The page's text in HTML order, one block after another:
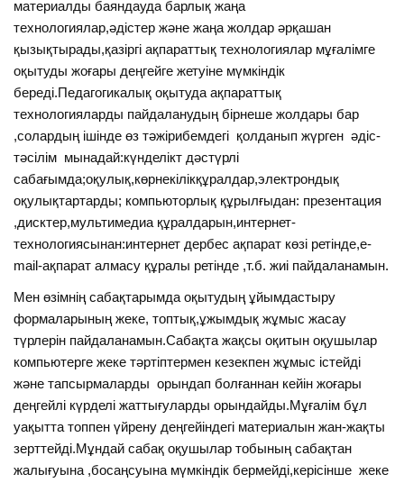
материалды баяндауда барлық жаңа
технологиялар,әдістер және жаңа жолдар әрқашан
қызықтырады,қазіргі ақпараттық технологиялар мұғалімге
оқытуды жоғары деңгейге жетуіне мүмкіндік
береді.Педагогикалық оқытуда ақпараттық
технологияларды пайдаланудың бірнеше жолдары бар
,солардың ішінде өз тәжірибемдегі қолданып жүрген әдіс-
тәсілім мынадай:күнделікт дәстүрлі
сабағымда;оқулық,көрнекілікқұралдар,электрондық
оқулықтартарды; компьюторлық құрылғыдан: презентация
,дисктер,мультимедиа құралдарын,интернет-
технологиясынан:интернет дербес ақпарат көзі ретінде,е-
mail-ақпарат алмасу құралы ретінде ,т.б. жиі пайдаланамын.
Мен өзімнің сабақтарымда оқытудың ұйымдастыру
формаларының жеке, топтық,ұжымдық жұмыс жасау
түрлерін пайдаланамын.Сабақта жақсы оқитын оқушылар
компьютерге жеке тәртіптермен кезекпен жұмыс істейді
және тапсырмаларды орындап болғаннан кейін жоғары
деңгейлі күрделі жаттығуларды орындайды.Мұғалім бұл
уақытта топпен үйрену деңгейіндегі материалын жан-жақты
зерттейді.Мұндай сабақ оқушылар тобының сабақтан
жалығуына ,босаңсуына мүмкіндік бермейді,керісінше жеке